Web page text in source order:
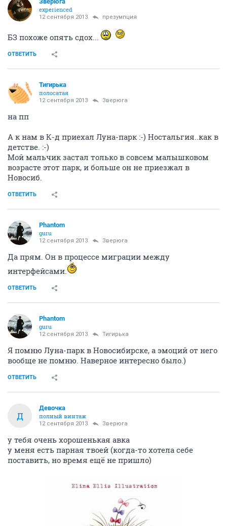
experienced
12 сентября 2013 презумпция
БЗ похоже опять сдох...
ОТВЕТИТЬ
Тигирька
полосатая
12 сентября 2013 Зверюга
на пп
А к нам в К-д приехал Луна-парк :-) Ностальгия..как в
детстве. :-)
Мой мальчик застал только в совсем малышковом
возрасте этот парк, и больше он не приезжал в
Новосиб.
ОТВЕТИТЬ
Phantom
guru
12 сентября 2013 Зверюга
Да прям. Он в процессе миграции между
интерфейсами.
ОТВЕТИТЬ
Phantom
guru
12 сентября 2013 Тигирька
Я помню Луна-парк в Новосибирске, а эмоций от него
вообще не помню. Наверное интересно было.)
ОТВЕТИТЬ
Д
Девочка
полный винтаж
12 сентября 2013 Зверюга
у тебя очень хорошенькая авка
у меня есть парная твоей (когда-то хотела себе
поставить, но время ещё не пришло)